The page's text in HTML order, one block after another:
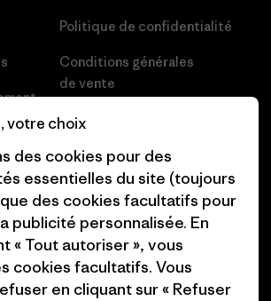
Politique de confidentialité
Conditions générales
de vente
Préférences de cookie
Carrières
Presse et media
Industry program
Programme d’affiliation
Patagonia Suisse Plan du site
votre choix
des cookies pour des
essentielles du site (toujours
des cookies facultatifs pour
publicité personnalisée. En
« Tout autoriser », vous
cookies facultatifs. Vous
en cliquant sur « Refuser